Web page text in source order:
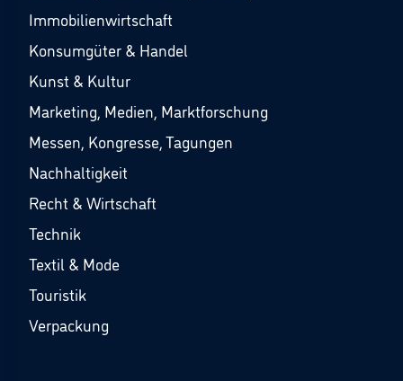
Immobilienwirtschaft
Konsumgüter & Handel
Kunst & Kultur
Marketing, Medien, Marktforschung
Messen, Kongresse, Tagungen
Nachhaltigkeit
Recht & Wirtschaft
Technik
Textil & Mode
Touristik
Verpackung